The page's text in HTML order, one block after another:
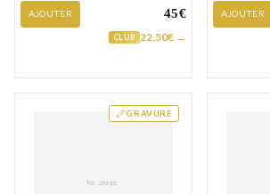
AJOUTER 45€
CLUB 22,50€ →
AJOUTER
GRAVURE